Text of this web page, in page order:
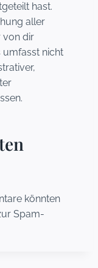
hast.
aller
von dir
umfasst nicht
könnten
Spam-